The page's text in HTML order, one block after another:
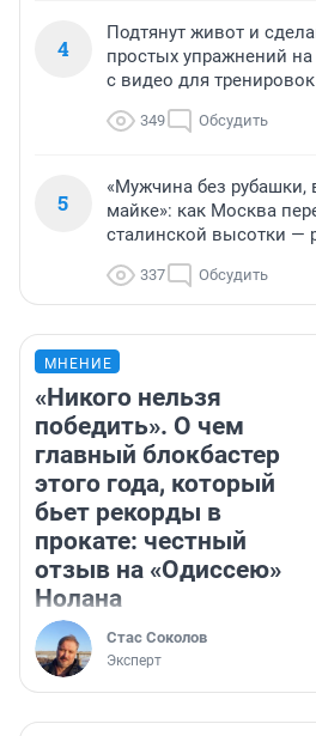
4
Подтянут живот и
простых упражнений
с видео для
349 Обсудить
5
«Мужчина без рубашки,
майке»: как Москва
сталинской высотки —
337 Обсудить
МНЕНИЕ
«Никого нельзя
победить». О чем
главный блокбастер
этого года, который
бьет рекорды в
прокате: честный
отзыв на «Одиссею»
Нолана
Стас Соколов
Эксперт